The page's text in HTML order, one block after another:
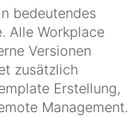
bedeutendes
Alle Workplace
Versionen
zusätzlich
Erstellung,
Management.